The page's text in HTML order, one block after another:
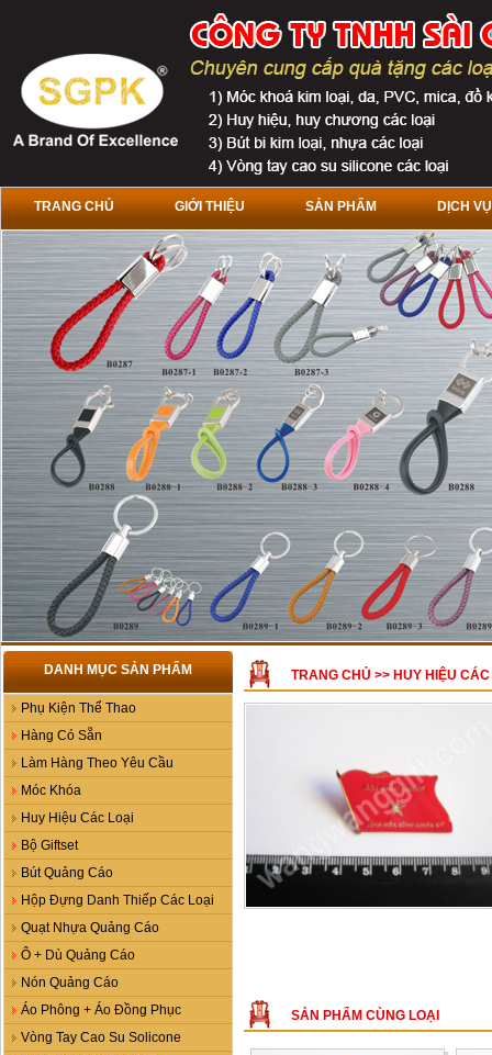
TRANG CHỦ GIỚI THIỆU SẢN PHẨM DỊCH VỤ
DANH MỤC SẢN PHẨM
Phụ Kiện Thể Thao
Hàng Có Sẵn
Làm Hàng Theo Yêu Cầu
Móc Khóa
Huy Hiệu Các Loại
Bộ Giftset
Bút Quảng Cáo
Hộp Đựng Danh Thiếp Các Loại
Quạt Nhựa Quảng Cáo
Ô + Dù Quảng Cáo
Nón Quảng Cáo
Áo Phông + Áo Đồng Phục
Vòng Tay Cao Su Solicone
TRANG CHỦ >> HUY HIỆU
SẢN PHẨM CÙNG LOẠI